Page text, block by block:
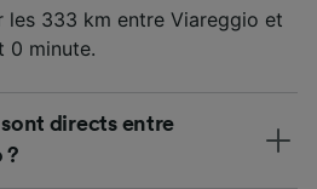
les 333 km entre Viareggio et
0 minute.
sont directs entre
?